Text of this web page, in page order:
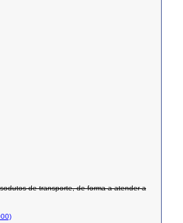
de transporte, de forma a atender a